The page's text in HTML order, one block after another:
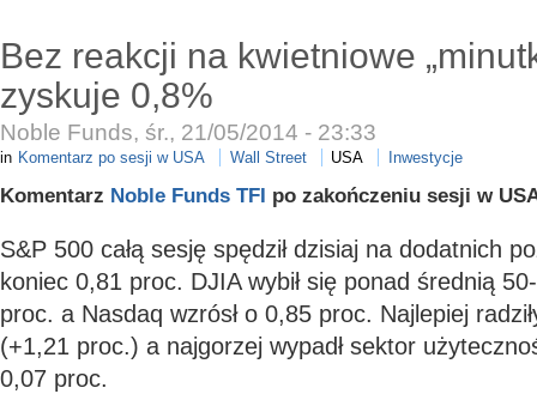
Bez reakcji na kwietniowe
zyskuje 0,8%
Noble Funds, śr., 21/05/2014 - 23:33
in Komentarz po sesji w USA Wall Street USA Inwestycje
Komentarz Noble Funds TFI po zakończeniu sesji w
S&P 500 całą sesję spędził dzisiaj na dodatnich
koniec 0,81 proc. DJIA wybił się ponad średnią
proc. a Nasdaq wzrósł o 0,85 proc. Najlepiej
(+1,21 proc.) a najgorzej wypadł sektor
0,07 proc.